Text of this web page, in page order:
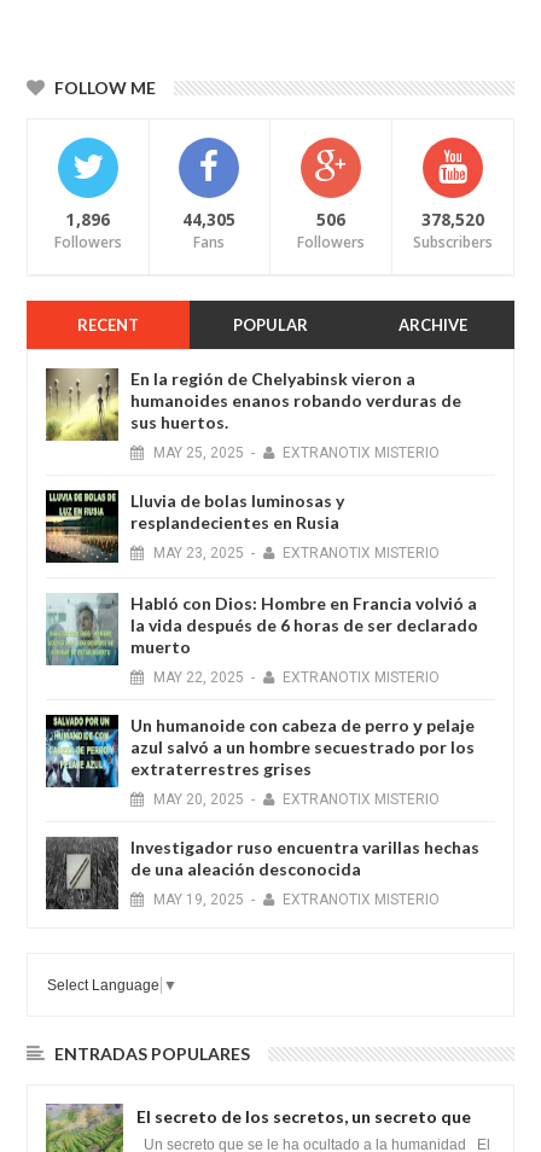
FOLLOW ME
1,896
Followers
44,305
Fans
506
Followers
378,520
Subscribers
RECENT POPULAR ARCHIVE
En la región de Chelyabinsk vieron a
humanoides enanos robando verduras de
sus huertos.
MAY 25, 2025 - EXTRANOTIX MISTERIO
Lluvia de bolas luminosas y
resplandecientes en Rusia
MAY 23, 2025 - EXTRANOTIX MISTERIO
Habló con Dios: Hombre en Francia volvió a
la vida después de 6 horas de ser declarado
muerto
MAY 22, 2025 - EXTRANOTIX MISTERIO
Un humanoide con cabeza de perro у pelaje
azul salvó a un hombre secuestrado por los
extraterrestres grises
MAY 20, 2025 - EXTRANOTIX MISTERIO
Investigador ruso encuentra varillas hechas
de una aleación desconocida
MAY 19, 2025 - EXTRANOTIX MISTERIO
Select Language ▼
ENTRADAS POPULARES
El secreto de los secretos, un secreto que
cambiaría por completo el destino de la
Un secreto que se le ha ocultado a la humanidad El